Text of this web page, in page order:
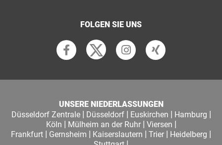
FOLGEN SIE UNS
UNSERE NIEDERLASSUNGEN
Düsseldorf Zentrale| Düsseldorf| Euskirchen | Hamburg |
Köln | Mülheim an der Ruhr| Viersen |
Frankfurt | Gernsheim | Kaiserslautern | Trier | Heidelberg |